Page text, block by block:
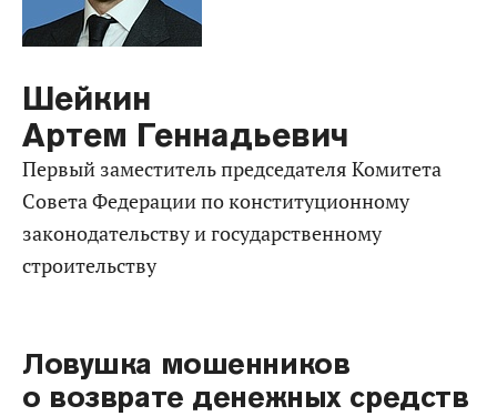
Шейкин
Артем Геннадьевич
Первый заместитель председателя Комитета
Совета Федерации по конституционному
законодательству и государственному
строительству
Ловушка мошенников
о возврате денежных средств